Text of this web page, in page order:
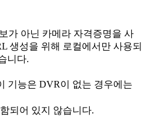
가 아닌 카메라 자격증명을 사
생성을 위해 로컬에서만 사용되
니다.
기능은 DVR이 없는 경우에는
되어 있지 않습니다.